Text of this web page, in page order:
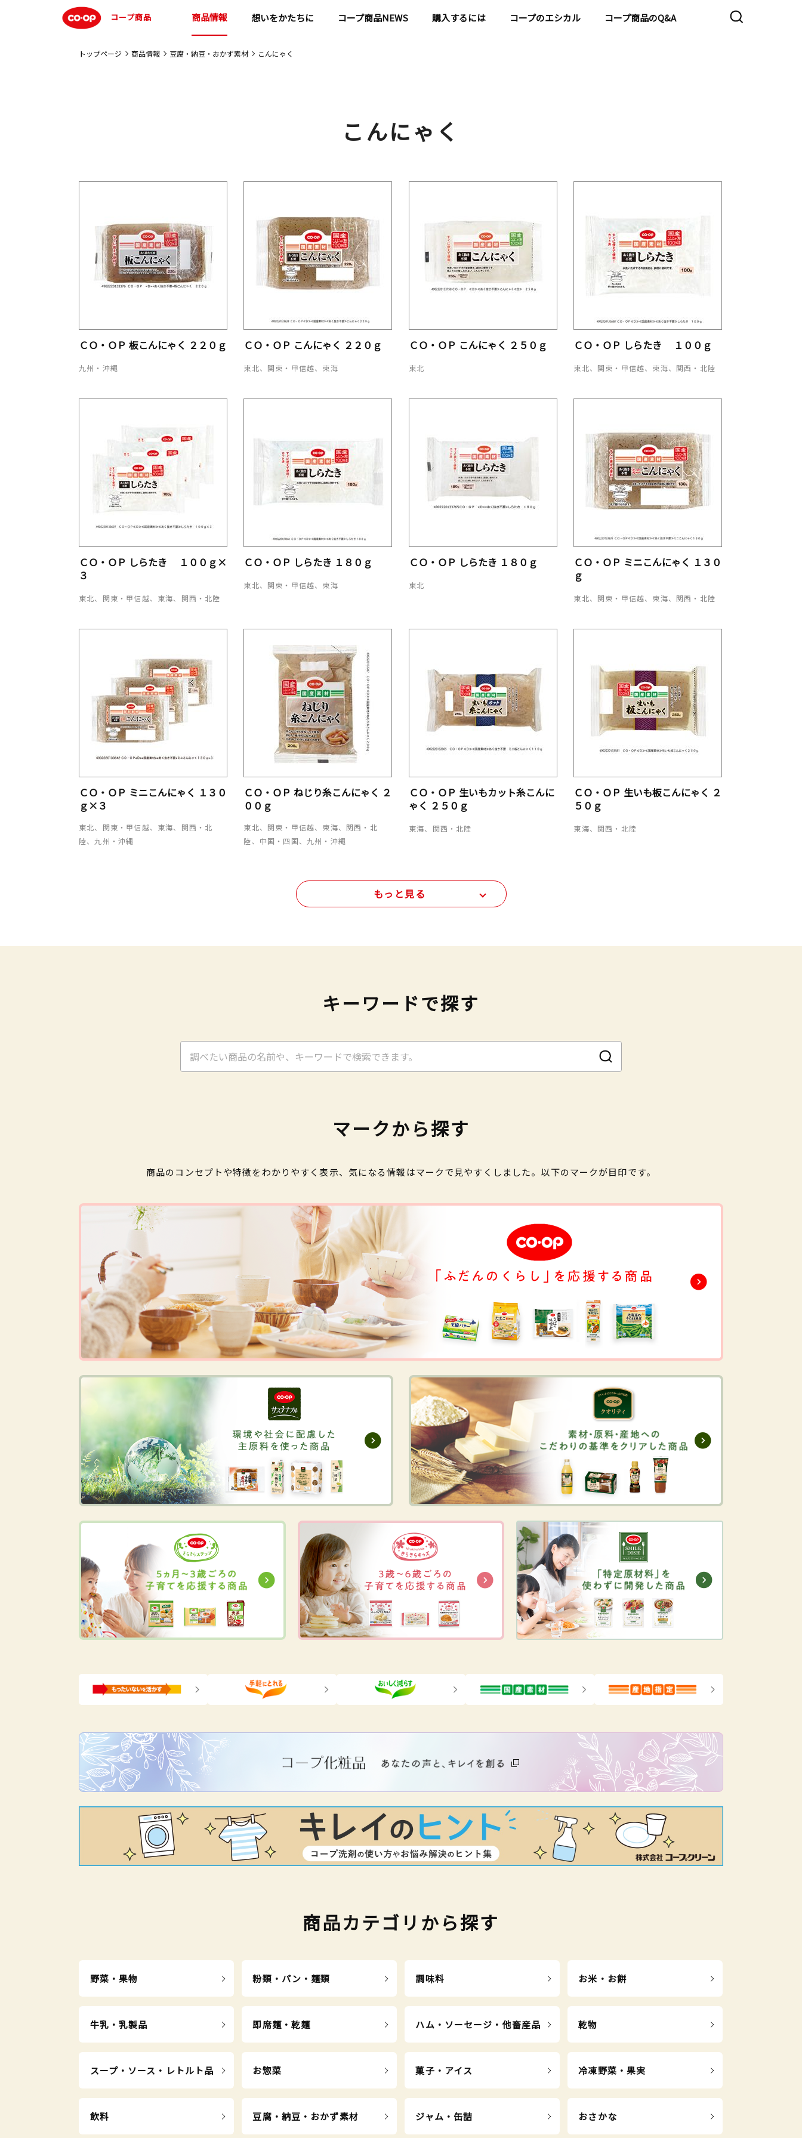
コープ商品 商品情報 想いをかたちに コープ商品NEWS 購入するには コープのエシカル コープ商品のQ&A
トップページ 商品情報 豆腐・納豆・おかず素材 こんにゃく
こんにゃく
ＣＯ・ＯＰ 板こんにゃく ２２０ｇ
九州・沖縄
ＣＯ・ＯＰ こんにゃく ２２０ｇ
東北、関東・甲信越、東海
ＣＯ・ＯＰ こんにゃく ２５０ｇ
東北
ＣＯ・ＯＰ しらたき １００ｇ
東北、関東・甲信越、東海、関西・北陸
ＣＯ・ＯＰ しらたき １００ｇ×
３
東北、関東・甲信越、東海、関西・北陸
ＣＯ・ＯＰ しらたき １８０ｇ
東北、関東・甲信越、東海
ＣＯ・ＯＰ しらたき １８０ｇ
東北
ＣＯ・ＯＰ ミニこんにゃく １３０
ｇ
東北、関東・甲信越、東海、関西・北陸
ＣＯ・ＯＰ ミニこんにゃく １３０
ｇ×３
東北、関東・甲信越、東海、関西・北
陸、九州・沖縄
ＣＯ・ＯＰ ねじり糸こんにゃく ２
００ｇ
東北、関東・甲信越、東海、関西・北
陸、中国・四国、九州・沖縄
ＣＯ・ＯＰ 生いもカット糸こんに
ゃく ２５０ｇ
東海、関西・北陸
ＣＯ・ＯＰ 生いも板こんにゃく ２
５０ｇ
東海、関西・北陸
もっと見る
キーワードで探す
マークから探す
商品のコンセプトや特徴をわかりやすく表示、気になる情報はマークで見やすくしました。以下のマークが目印です。
商品カテゴリから探す
野菜・果物 粉類・パン・麺類 調味料 お米・お餅
牛乳・乳製品 即席麺・乾麺 ハム・ソーセージ・他畜産品 乾物
スープ・ソース・レトルト品 お惣菜 菓子・アイス 冷凍野菜・果実
飲料 豆腐・納豆・おかず素材 ジャム・缶詰 おさかな